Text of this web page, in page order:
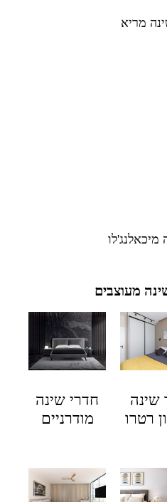
מריא
מיכאלנג'לו
מעוצבים
שינה
רטרו
חדרי שינה
מודרניים